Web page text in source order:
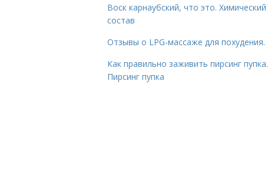
Воск карнаубский, что это. Химический
состав
Отзывы о LPG-массаже для похудения.
Как правильно заживить пирсинг пупка.
Пирсинг пупка